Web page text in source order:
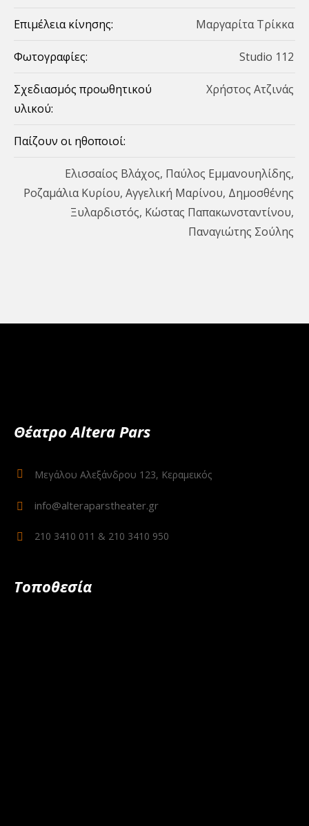
Επιμέλεια κίνησης: Μαργαρίτα Τρίκκα
Φωτογραφίες: Studio 112
Σχεδιασμός προωθητικού
υλικού:
Χρήστος Ατζινάς
Παίζουν οι ηθοποιοί:
Ελισσαίος Βλάχος, Παύλος Εμμανουηλίδης,
Ροζαμάλια Κυρίου, Αγγελική Μαρίνου, Δημοσθένης
Ξυλαρδιστός, Κώστας Παπακωνσταντίνου,
Παναγιώτης Σούλης
Θέατρο Altera Pars
Μεγάλου Αλεξάνδρου 123, Κεραμεικός
info@alteraparstheater.gr
210 3410 011 & 210 3410 950
Τοποθεσία